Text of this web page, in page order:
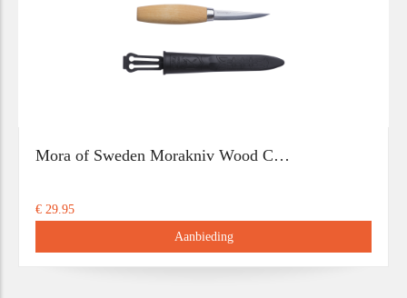
Mora of Sweden Morakniv Wood C…
€ 29.95
Aanbieding